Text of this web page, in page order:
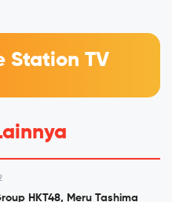
Station TV
HKT48, Meru Tashima